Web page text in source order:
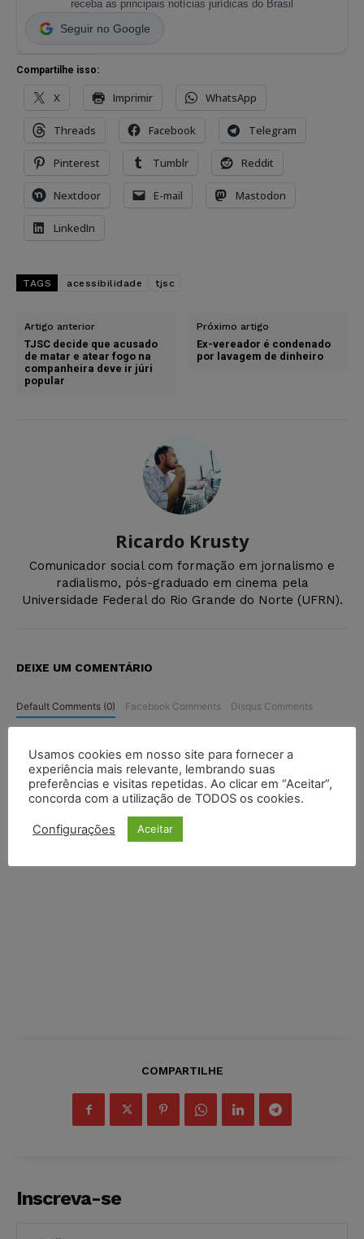
receba as principais notícias jurídicas do Brasil
Seguir no Google
Compartilhe isso:
X Imprimir WhatsApp
Threads Facebook Telegram
Pinterest Tumblr Reddit
Nextdoor E-mail Mastodon
LinkedIn
TAGS acessibilidade tjsc
Artigo anterior
TJSC decide que acusado
de matar e atear fogo na
companheira deve ir júri
popular
Próximo artigo
Ex-vereador é condenado
por lavagem de dinheiro
Ricardo Krusty
Comunicador social com formação em jornalismo e
radialismo, pós-graduado em cinema pela
Universidade Federal do Rio Grande do Norte (UFRN).
DEIXE UM COMENTÁRIO
Default Comments (0) Facebook Comments Disqus Comments
COMPARTILHE
Inscreva-se
Usamos cookies em nosso site para fornecer a
experiência mais relevante, lembrando suas
preferências e visitas repetidas. Ao clicar em “Aceitar”,
concorda com a utilização de TODOS os cookies.
Configurações Aceitar